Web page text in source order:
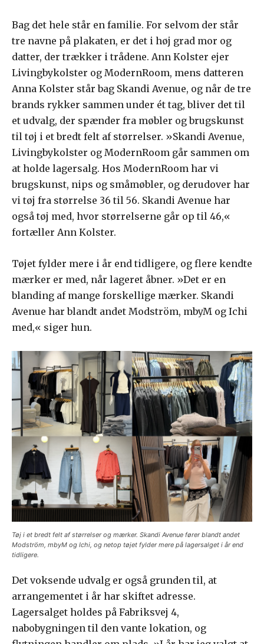
Bag det hele står en familie. For selvom der står
tre navne på plakaten, er det i høj grad mor og
datter, der trækker i trådene. Ann Kolster ejer
Livingbykolster og ModernRoom, mens datteren
Anna Kolster står bag Skandi Avenue, og når de tre
brands rykker sammen under ét tag, bliver det til
et udvalg, der spænder fra møbler og brugskunst
til tøj i et bredt felt af størrelser. »Skandi Avenue,
Livingbykolster og ModernRoom går sammen om
at holde lagersalg. Hos ModernRoom har vi
brugskunst, nips og småmøbler, og derudover har
vi tøj fra størrelse 36 til 56. Skandi Avenue har
også tøj med, hvor størrelserne går op til 46,«
fortæller Ann Kolster.
Tøjet fylder mere i år end tidligere, og flere kendte
mærker er med, når lageret åbner. »Det er en
blanding af mange forskellige mærker. Skandi
Avenue har blandt andet Modström, mbyM og Ichi
med,« siger hun.
Tøj i et bredt felt af størrelser og mærker. Skandi Avenue fører blandt andet
Modström, mbyM og Ichi, og netop tøjet fylder mere på lagersalget i år end
tidligere.
Det voksende udvalg er også grunden til, at
arrangementet i år har skiftet adresse.
Lagersalget holdes på Fabriksvej 4,
nabobygningen til den vante lokation, og